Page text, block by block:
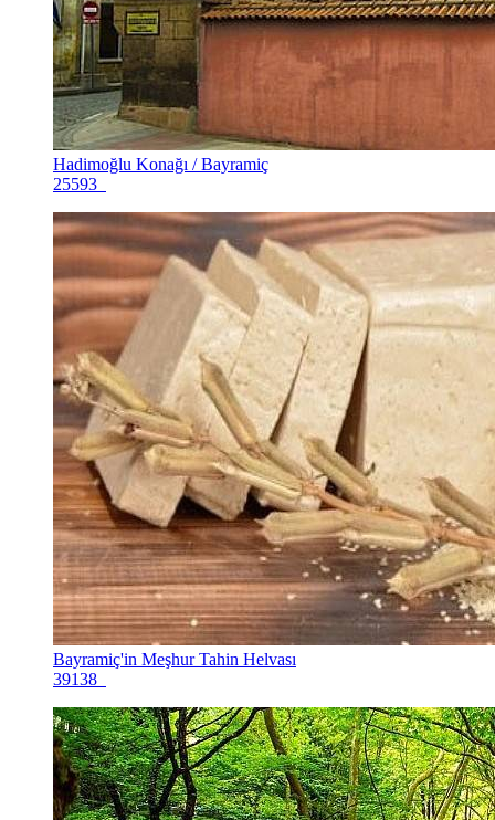
Hadimoğlu Konağı / Bayramiç
25593
Bayramiç'in Meşhur Tahin Helvası
39138